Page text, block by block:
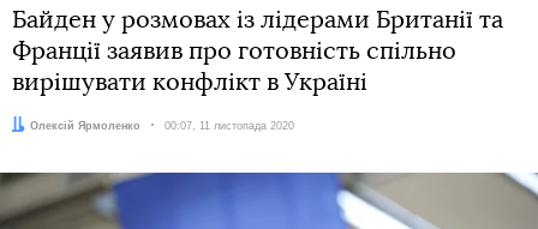
Байден у розмовах із лідерами Британії та
Франції заявив про готовність спільно
вирішувати конфлікт в Україні
Автор:
Олексій Ярмоленко Дата:
00:07, 11 листопада 2020